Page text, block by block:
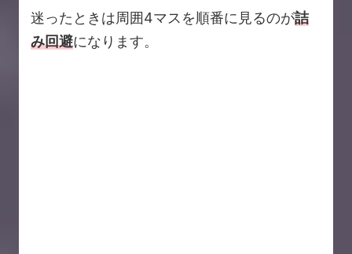
迷ったときは周囲4マスを順番に見るのが詰
み回避になります。